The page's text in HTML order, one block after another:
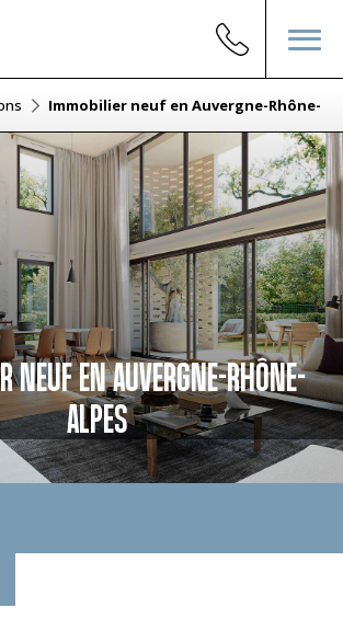
Immobilier neuf en Auvergne-Rhône-
NEUF EN AUVERGNE-RHÔNE-
ALPES